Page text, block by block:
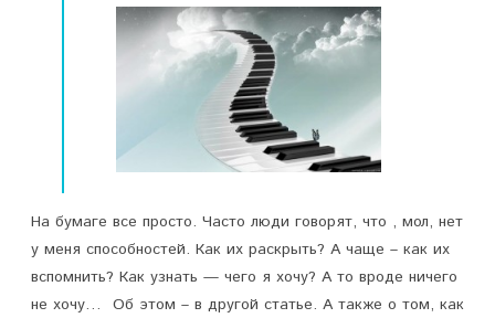
На бумаге все просто. Часто люди говорят, что , мол, нет
у меня способностей. Как их раскрыть? А чаще – как их
вспомнить? Как узнать — чего я хочу? А то вроде ничего
не хочу… Об этом – в другой статье. А также о том, как